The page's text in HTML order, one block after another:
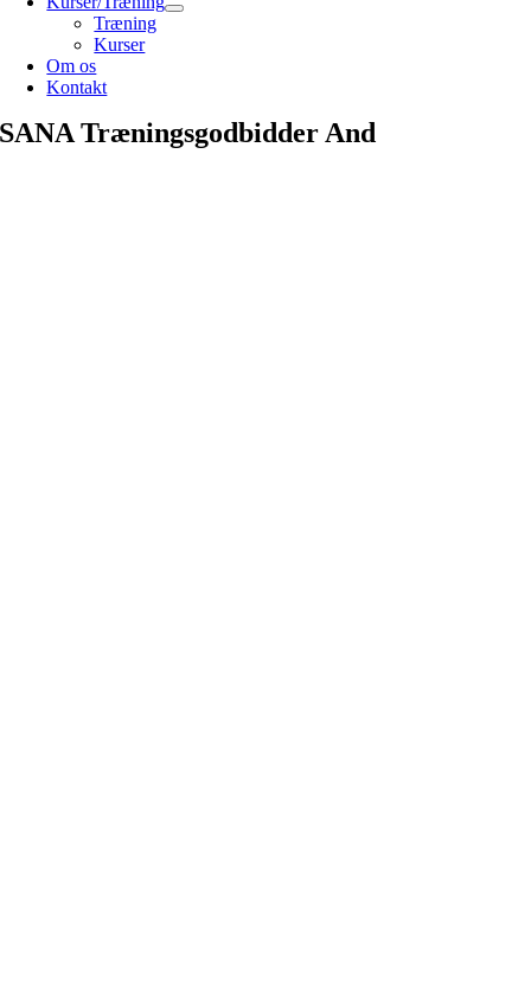
Træning
Kurser
Om os
Kontakt
SANA Træningsgodbidder And